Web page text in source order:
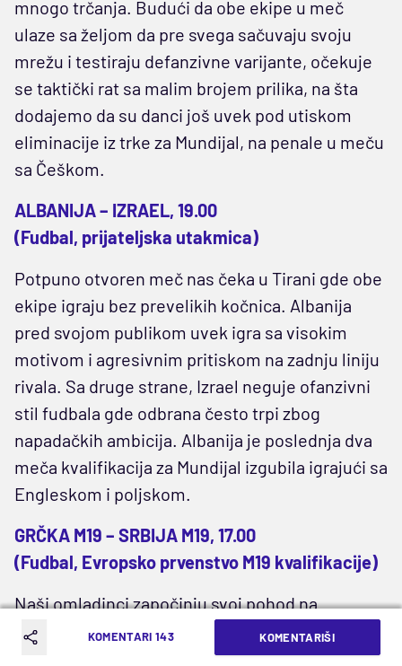
mnogo trčanja. Budući da obe ekipe u meč
ulaze sa željom da pre svega sačuvaju svoju
mrežu i testiraju defanzivne varijante, očekuje
se taktički rat sa malim brojem prilika, na šta
dodajemo da su danci još uvek pod utiskom
eliminacije iz trke za Mundijal, na penale u meču
sa Češkom.
ALBANIJA – IZRAEL, 19.00
(Fudbal, prijateljska utakmica)
Potpuno otvoren meč nas čeka u Tirani gde obe
ekipe igraju bez prevelikih kočnica. Albanija
pred svojom publikom uvek igra sa visokim
motivom i agresivnim pritiskom na zadnju liniju
rivala. Sa druge strane, Izrael neguje ofanzivni
stil fudbala gde odbrana često trpi zbog
napadačkih ambicija. Albanija je poslednja dva
meča kvalifikacija za Mundijal izgubila igrajući sa
Engleskom i poljskom.
GRČKA M19 – SRBIJA M19, 17.00
(Fudbal, Evropsko prvenstvo M19 kvalifikacije)
Naši omladinci započinju svoj pohod na
Evropsko prvenstvo u okviru elitne runde
kvalifikacija. Grci drže prednost domaćeg
KOMENTARI 143 KOMENTARIŠI